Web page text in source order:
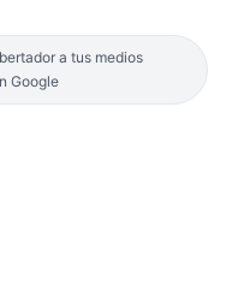
a tus medios
Google